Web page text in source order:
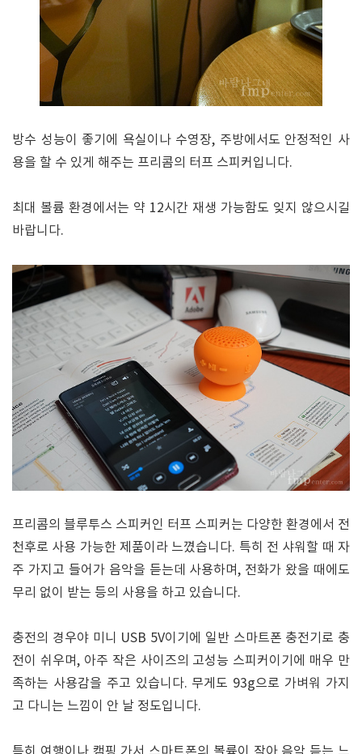
방수 성능이 좋기에 욕실이나 수영장, 주방에서도 안정적인 사
용을 할 수 있게 해주는 프리콤의 터프 스피커입니다.
최대 볼륨 환경에서는 약 12시간 재생 가능함도 잊지 않으시길
바랍니다.
프리콤의 블루투스 스피커인 터프 스피커는 다양한 환경에서 전
천후로 사용 가능한 제품이라 느꼈습니다. 특히 전 샤워할 때 자
주 가지고 들어가 음악을 듣는데 사용하며, 전화가 왔을 때에도
무리 없이 받는 등의 사용을 하고 있습니다.
충전의 경우야 미니 USB 5V이기에 일반 스마트폰 충전기로 충
전이 쉬우며, 아주 작은 사이즈의 고성능 스피커이기에 매우 만
족하는 사용감을 주고 있습니다. 무게도 93g으로 가벼워 가지
고 다니는 느낌이 안 날 정도입니다.